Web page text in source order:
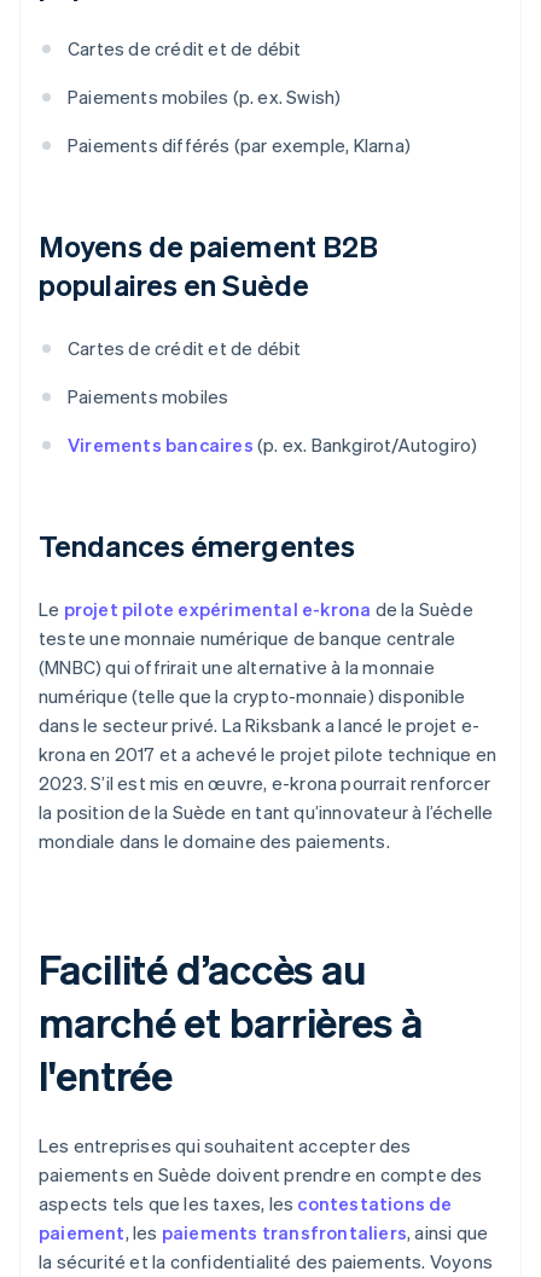
Cartes de crédit et de débit
Paiements mobiles (p. ex. Swish)
Paiements différés (par exemple, Klarna)
Moyens de paiement B2B
populaires en Suède
Cartes de crédit et de débit
Paiements mobiles
Virements bancaires (p. ex. Bankgirot/Autogiro)
Tendances émergentes
Le projet pilote expérimental e-krona de la Suède
teste une monnaie numérique de banque centrale
(MNBC) qui offrirait une alternative à la monnaie
numérique (telle que la crypto-monnaie) disponible
dans le secteur privé. La Riksbank a lancé le projet e-
krona en 2017 et a achevé le projet pilote technique en
2023. S’il est mis en œuvre, e-krona pourrait renforcer
la position de la Suède en tant qu’innovateur à l’échelle
mondiale dans le domaine des paiements.
Facilité d’accès au
marché et barrières à
l'entrée
Les entreprises qui souhaitent accepter des
paiements en Suède doivent prendre en compte des
aspects tels que les taxes, les contestations de
paiement, les paiements transfrontaliers, ainsi que
la sécurité et la confidentialité des paiements. Voyons